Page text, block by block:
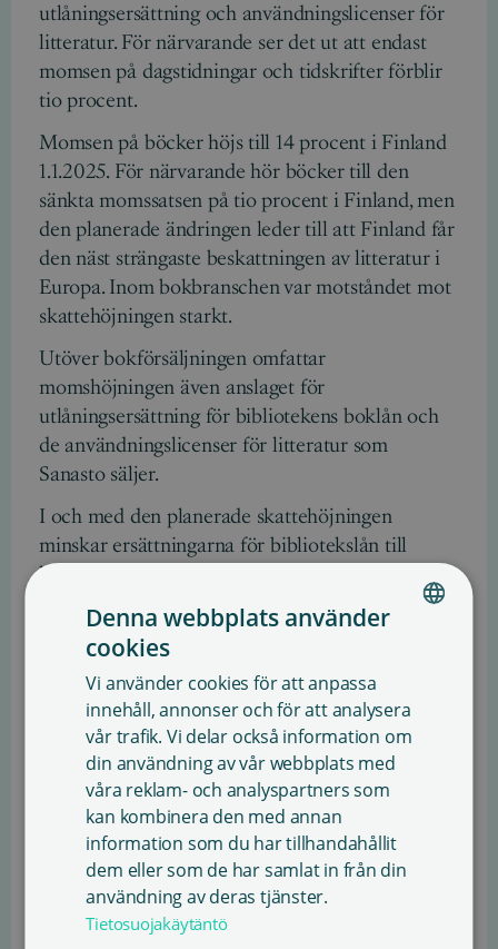
utlåningsersättning och användningslicenser för
litteratur. För närvarande ser det ut att endast
momsen på dagstidningar och tidskrifter förblir
tio procent.
Momsen på böcker höjs till 14 procent i Finland
1.1.2025. För närvarande hör böcker till den
sänkta momssatsen på tio procent i Finland, men
den planerade ändringen leder till att Finland får
den näst strängaste beskattningen av litteratur i
Europa. Inom bokbranschen var motståndet mot
skattehöjningen starkt.
Utöver bokförsäljningen omfattar
momshöjningen även anslaget för
utlåningsersättning för bibliotekens boklån och
de användningslicenser för litteratur som
Sanasto säljer.
I och med den planerade skattehöjningen
minskar ersättningarna för bibliotekslån till
litterära aktörer med över 500 000 euro. Enligt
riksdagens tidigare uttalande (2021) bör anslaget
för utlåningsersättning snarare höjas. I sitt
betänkande om statsbudgeten i december 2023
betonade även finansutskottet betydelsen av att
höja anslaget för utlåningsersättning.
Enligt Sanasto kan momshöjningen skada
litteraturen skriven på de inhemska språken,
tillgången till och mångfalden av böcker,
sysselsättningen inom bokbranschen och
kompetensen och lärandet i Finland till den grad
att de antagna momsintäkterna i statsbudgeten
inte kan kompensera för det ens på lång sikt.
ENGLISH
SWEDISH
Denna webbplats använder
cookies
Vi använder cookies för att anpassa
innehåll, annonser och för att analysera
vår trafik. Vi delar också information om
din användning av vår webbplats med
våra reklam- och analyspartners som
kan kombinera den med annan
information som du har tillhandahållit
dem eller som de har samlat in från din
användning av deras tjänster.
Tietosuojakäytäntö